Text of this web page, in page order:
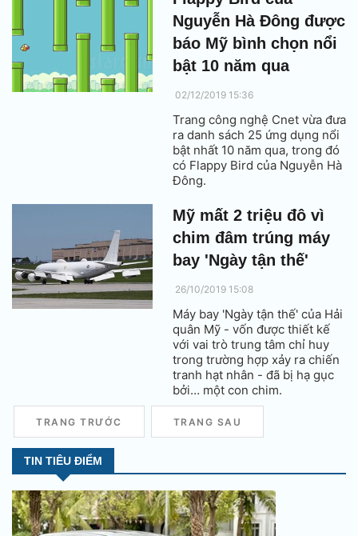
Nguyễn Hà Đông được
báo Mỹ bình chọn nổi
bật 10 năm qua
02/12/2019 15:36
Trang công nghệ Cnet vừa đưa
ra danh sách 25 ứng dụng nổi
bật nhất 10 năm qua, trong đó
có Flappy Bird của Nguyễn Hà
Đông.
Mỹ mất 2 triệu đô vì
chim đâm trúng máy
bay 'Ngày tận thế'
26/10/2019 15:08
Máy bay 'Ngày tận thế' của Hải
quân Mỹ - vốn được thiết kế
với vai trò trung tâm chỉ huy
trong trường hợp xảy ra chiến
tranh hạt nhân - đã bị hạ gục
bởi… một con chim.
TRANG TRƯỚC TRANG SAU
TIN TIÊU ĐIỂM